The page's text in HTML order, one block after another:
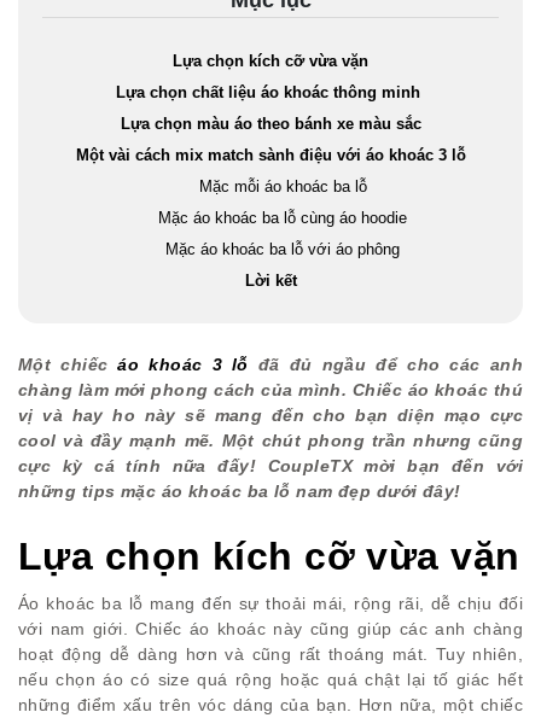
Lựa chọn kích cỡ vừa vặn
Lựa chọn chất liệu áo khoác thông minh
Lựa chọn màu áo theo bánh xe màu sắc
Một vài cách mix match sành điệu với áo khoác 3 lỗ
Mặc mỗi áo khoác ba lỗ
Mặc áo khoác ba lỗ cùng áo hoodie
Mặc áo khoác ba lỗ với áo phông
Lời kết
Một chiếcáo khoác 3 lỗ
đã đủ ngầu để cho các anh
chàng làm mới phong cách của mình. Chiếc áo khoác thú
vị và hay ho này sẽ mang đến cho bạn diện mạo cực
cool và đầy mạnh mẽ. Một chút phong trần nhưng cũng
cực kỳ cá tính nữa đấy! CoupleTX mời bạn đến với
những tips mặc áo khoác ba lỗ nam đẹp dưới đây!
Lựa chọn kích cỡ vừa vặn
Áo khoác ba lỗ mang đến sự thoải mái, rộng rãi, dễ chịu đối
với nam giới. Chiếc áo khoác này cũng giúp các anh chàng
hoạt động dễ dàng hơn và cũng rất thoáng mát. Tuy nhiên,
nếu chọn áo có size quá rộng hoặc quá chật lại tố giác hết
những điểm xấu trên vóc dáng của bạn. Hơn nữa, một chiếc